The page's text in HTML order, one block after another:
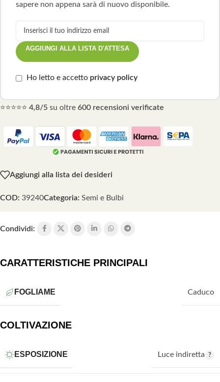
sapere non appena sarà di nuovo disponibile.
AGGIUNGI ALLA LISTA D'ATTESA
Ho letto e accetto privacy policy
⭐⭐⭐⭐⭐ 4,8/5 su oltre 600 recensioni verificate
Aggiungi alla lista dei desideri
COD: 39240Categoria: Semi e Bulbi
Condividi:
CARATTERISTICHE PRINCIPALI
FOGLIAME Caduco
COLTIVAZIONE
ESPOSIZIONE Luce indiretta